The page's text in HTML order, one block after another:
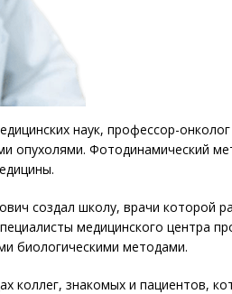
наук, профессор-
опухолями. Фотодинамический
создал школу, врачи которой
медицинского центра
биологическими методами.
коллег, знакомых и пациентов,